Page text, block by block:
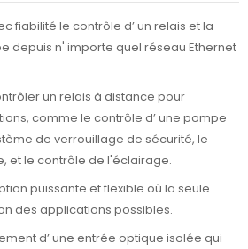
fiabilité le contrôle d’ un relais et la
depuis n' importe quel réseau Ethernet
un relais à distance pour
comme le contrôle d’ une pompe
de verrouillage de sécurité, le
et le contrôle de l'éclairage.
puissante et flexible où la seule
des applications possibles.
d’ une entrée optique isolée qui